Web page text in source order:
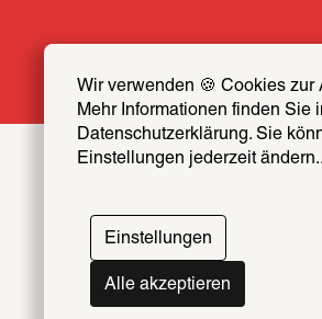
Wir verwenden 🍪 Cookies zur
Mehr Informationen finden Sie
Datenschutzerklärung. Sie
Einstellungen jederzeit ändern..
Einstellungen
Alle akzeptieren
Themen Artists &
069